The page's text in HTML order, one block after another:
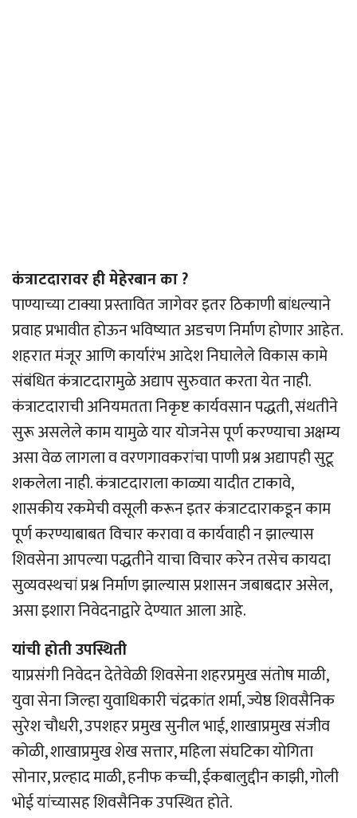
कंत्राटदारावर ही मेहेरबान का ?
पाण्याच्या टाक्या प्रस्तावित जागेवर इतर ठिकाणी बांधल्याने
प्रवाह प्रभावीत होऊन भविष्यात अडचण निर्माण होणार आहेत.
शहरात मंजूर आणि कार्यारंभ आदेश निघालेले विकास कामे
संबंधित कंत्राटदारामुळे अद्याप सुरुवात करता येत नाही.
कंत्राटदाराची अनियमतता निकृष्ट कार्यवसान पद्धती, संथतीने
सुरू असलेले काम यामुळे यार योजनेस पूर्ण करण्याचा अक्षम्य
असा वेळ लागला व वरणगावकरांचा पाणी प्रश्न अद्यापही सुटू
शकलेला नाही. कंत्राटदाराला काळ्या यादीत टाकावे,
शासकीय रकमेची वसूली करून इतर कंत्राटदाराकडून काम
पूर्ण करण्याबाबत विचार करावा व कार्यवाही न झाल्यास
शिवसेना आपल्या पद्धतीने याचा विचार करेन तसेच कायदा
सुव्यवस्थचां प्रश्न निर्माण झाल्यास प्रशासन जबाबदार असेल,
असा इशारा निवेदनाद्वारे देण्यात आला आहे.
यांची होती उपस्थिती
याप्रसंगी निवेदन देतेवेळी शिवसेना शहरप्रमुख संतोष माळी,
युवा सेना जिल्हा युवाधिकारी चंद्रकांत शर्मा, ज्येष्ठ शिवसैनिक
सुरेश चौधरी, उपशहर प्रमुख सुनील भाई, शाखाप्रमुख संजीव
कोळी, शाखाप्रमुख शेख सत्तार, महिला संघटिका योगिता
सोनार, प्रल्हाद माळी, हनीफ कच्ची, ईकबालुद्दीन काझी, गोली
भोई यांच्यासह शिवसैनिक उपस्थित होते.